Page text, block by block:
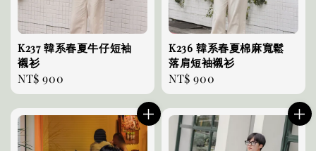
K237 韓系春夏牛仔短袖
襯衫
Regular
price
NT$ 900
K236 韓系春夏棉麻寬鬆
落肩短袖襯衫
Regular
price
NT$ 900